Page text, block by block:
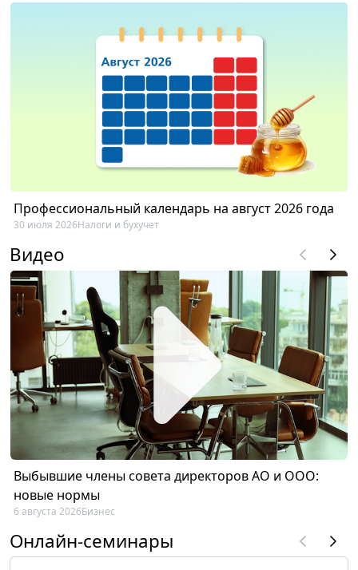
Профессиональный календарь на август 2026 года
30 июля 2026Налоги и бухучет
Видео
Выбывшие члены совета директоров АО и ООО:
новые нормы
6 августа 2026Бизнес
Онлайн-семинары